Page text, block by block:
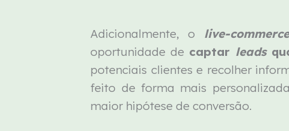
Adicionalmente, o live-commerce
oportunidade de captar leads
potenciais clientes e recolher
feito de forma mais
maior hipótese de conversão.